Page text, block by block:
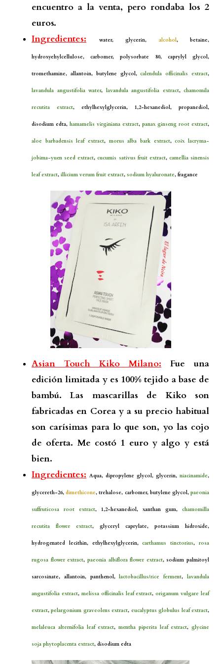
encuentro a la venta, pero rondaba los 2
euros.
Ingredientes:
water, glycerin, alcohol, betaine,
hydroxyehylcellulose, carbomer, polysorbate 80, caprylyl glycol,
tromethamine, allantoin, butylene glycol,calendula officinalis extract,
lavandula angustifolia water, lavandula angustifolia extract, chamomila
recutita extract, ethylhexylglycerin, 1,2-hexanediol, propanediol,
disodium edta, hamamelis virginiana extract, panax ginseng root extract,
aloe barbadensis leaf extract, morus alba bark extract,coix lacryma-
jobima-yuen seed extract,cucumis sativus fruit extract, camellia sinensis
leaf extract, illicium verum fruit extract, sodium hyaluronate, fragance
Asian Touch Kiko Milano: Fue una
edición limitada y es 100% tejido a base de
bambú. Las mascarillas de Kiko son
fabricadas en Corea y a su precio habitual
son carísimas para lo que son, yo las cojo
de oferta. Me costó 1 euro y algo y está
bien.
Ingredientes: Aqua, dipropylene glycol, glycerin, niacinamide,
glycereth-26,dimethicone, trehalose, carbomer, butylene glycol,paeonia
suffruticosa root extract, 1,2-hexanediol, xanthan gum, chamomilla
recutita flower extract, glyceryl caprylate, potassium hidroxide,
hydrogenated lecithin, ethylhexylglycerin,carthamus tinctorius,rosa
rugosa flower extract, paeonia albiflora flower extract, sodium palmitoyl
sarcosinate, allantoin, panthenol,lactobacillus/rice ferment,lavandula
angustifolia extract, melissa officinalis leaf extract,origanum vulgare leaf
extract,pelargonium graveolens extract, eucalyptus globulus leaf extract,
melaleuca alternifolia leaf extract, mentha piperita leaf extract, glycine
soja phytoplacenta extract, disodium edta